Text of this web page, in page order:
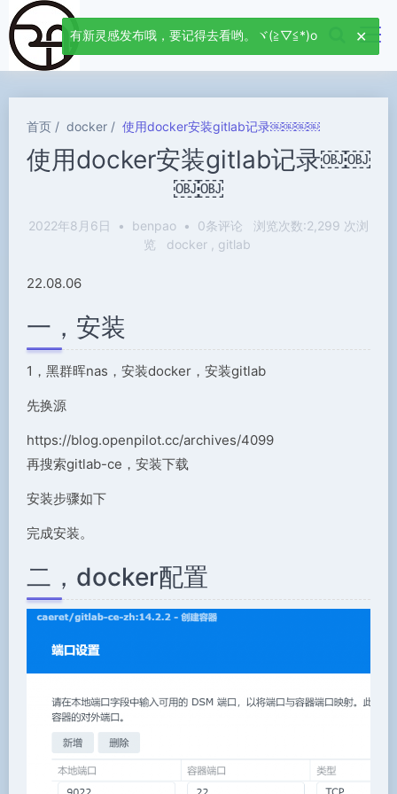
首页 docker 使用docker安装gitlab记录￼￼￼￼
使用docker安装gitlab记录￼￼
￼￼
2022年8月6日 • benpao • 0条评论
浏览次数:2,299 次浏
览
docker gitlab
22.08.06
一，安装
1，黑群晖nas，安装docker，安装gitlab
先换源
https://blog.openpilot.cc/archives/4099
再搜索gitlab-ce，安装下载
安装步骤如下
完成安装。
二，docker配置
有新灵感发布哦，要记得去看哟。ヾ(≧▽≦*)o